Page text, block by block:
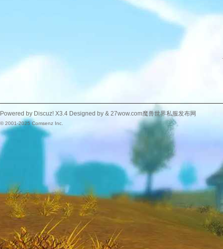
Powered by Discuz! X3.4 Designed by & 27wow.com魔兽世界私服发布网
© 2001-2025Comsenz Inc.